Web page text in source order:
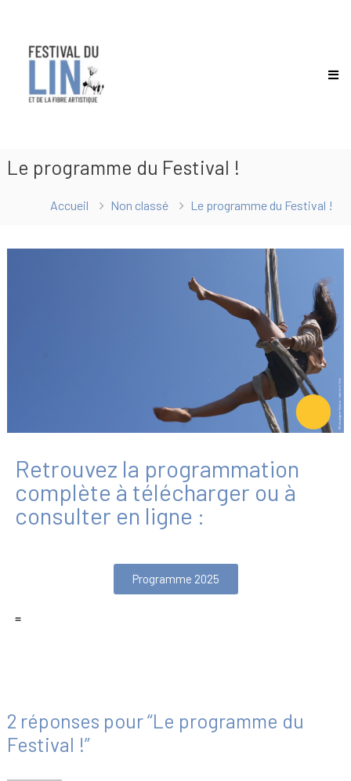
lin
Le programme du Festival !
Accueil Non classé Le programme du Festival !
Retrouvez la programmation
complète à télécharger ou à
consulter en ligne :
Programme 2025
=
2 réponses pour “Le programme du
Festival !”